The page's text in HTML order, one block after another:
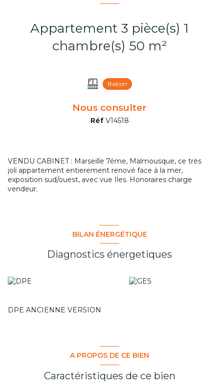
Appartement 3 pièce(s) 1
chambre(s) 50 m²
Balcon
Nous consulter
Réf V14518
VENDU CABINET : Marseille 7éme, Malmousque, ce très
joli appartement entierement renové face à la mer,
exposition sud/ouest, avec vue Iles. Honoraires charge
vendeur.
BILAN ÉNERGÉTIQUE
Diagnostics énergetiques
DPE ANCIENNE VERSION
A PROPOS DE CE BIEN
Caractéristiques de ce bien